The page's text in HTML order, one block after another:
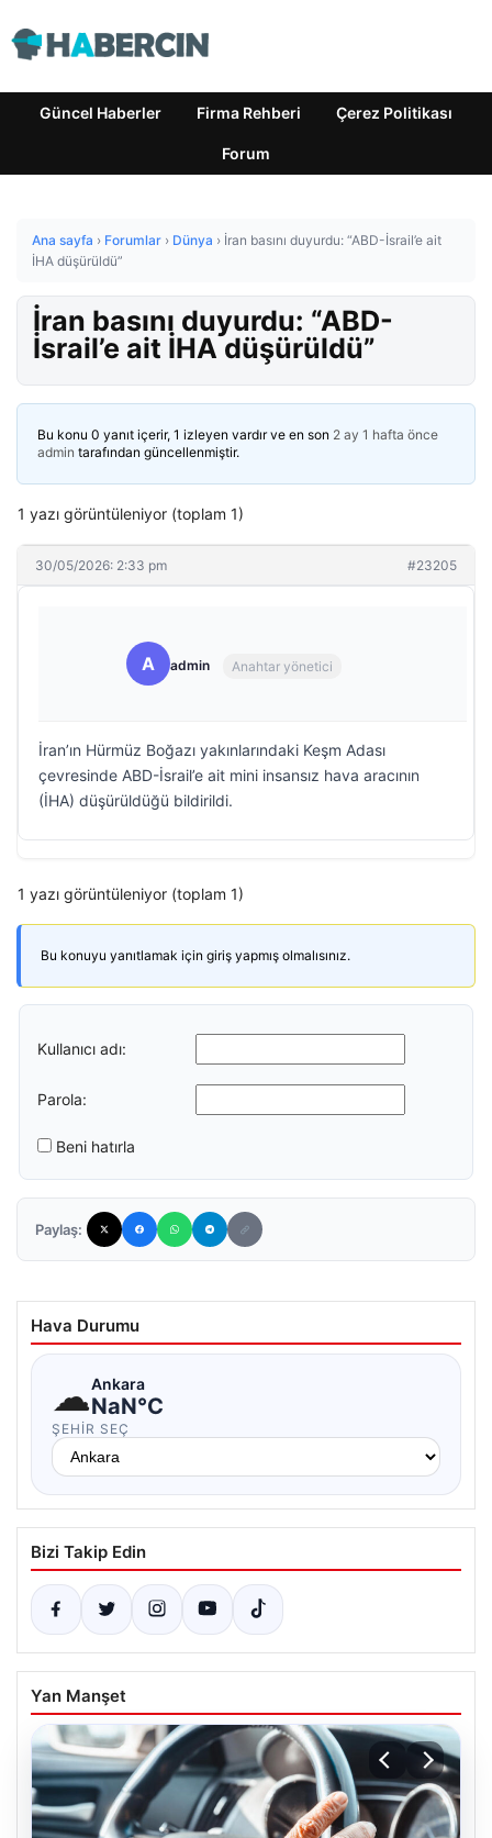
Güncel Haberler Firma Rehberi Çerez Politikası
Forum
Ana sayfa › Forumlar › Dünya › İran basını duyurdu: “ABD-İsrail’e ait
İHA düşürüldü”
İran basını duyurdu: “ABD-
İsrail’e ait İHA düşürüldü”
Bu konu 0 yanıt içerir, 1 izleyen vardır ve en son 2 ay 1 hafta önce
admin tarafından güncellenmiştir.
1 yazı görüntüleniyor (toplam 1)
30/05/2026: 2:33 pm #23205
A admin Anahtar yönetici
İran’ın Hürmüz Boğazı yakınlarındaki Keşm Adası
çevresinde ABD-İsrail’e ait mini insansız hava aracının
(İHA) düşürüldüğü bildirildi.
1 yazı görüntüleniyor (toplam 1)
Bu konuyu yanıtlamak için giriş yapmış olmalısınız.
Kullanıcı adı:
Parola:
Beni hatırla
Paylaş:
Hava Durumu
☁Ankara
NaN°C
ŞEHIR SEÇ
Bizi Takip Edin
Yan Manşet